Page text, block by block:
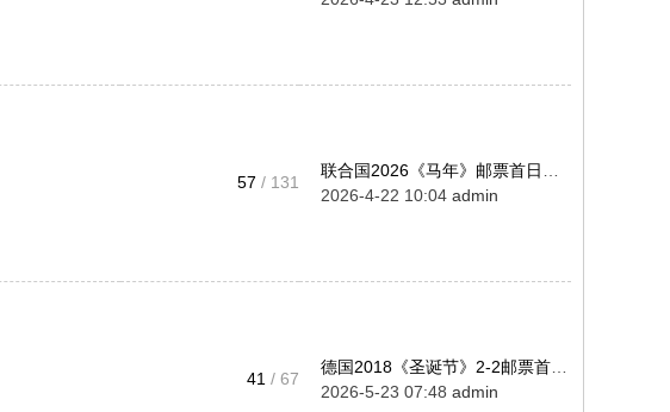
57 / 131
2026-4-22 10:04 admin
41 / 67
2026-5-23 07:48 admin